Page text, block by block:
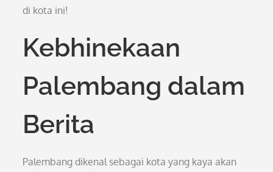
di kota ini!
Kebhinekaan
Palembang dalam
Berita
Palembang dikenal sebagai kota yang kaya akan